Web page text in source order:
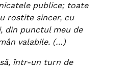
publice; toate
rostite sincer, cu
din punctul meu de
valabile. (…)
într-un turn de